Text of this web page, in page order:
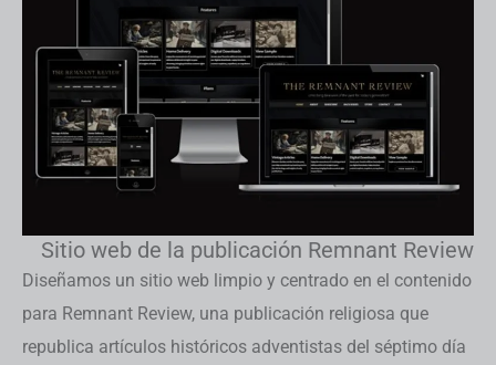
Sitio web de la publicación Remnant Review
Diseñamos un sitio web limpio y centrado en el contenido
para Remnant Review, una publicación religiosa que
republica artículos históricos adventistas del séptimo día